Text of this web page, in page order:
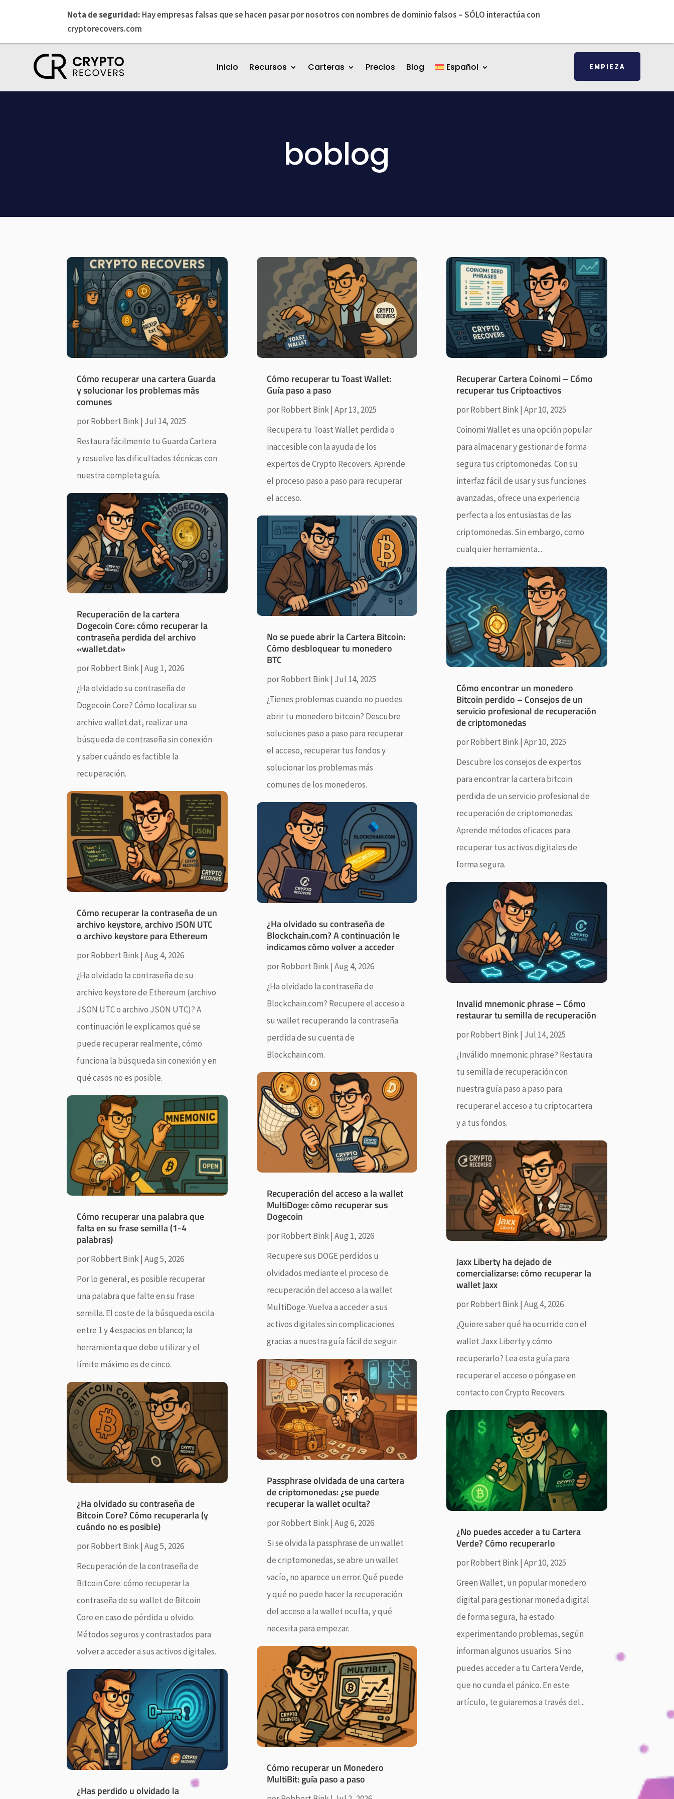
Nota de seguridad: Hay empresas falsas que se hacen pasar por nosotros con nombres de dominio falsos – SÓLO interactúa con
cryptorecovers.com
Inicio Recursos Carteras Precios Blog Español EMPIEZA
boblog
Cómo recuperar una cartera Guarda
y solucionar los problemas más
comunes
porRobbert Bink| Jul 14, 2025
Restaura fácilmente tu Guarda Cartera
y resuelve las dificultades técnicas con
nuestra completa guía.
Recuperación de la cartera
Dogecoin Core: cómo recuperar la
contraseña perdida del archivo
«wallet.dat»
porRobbert Bink|Aug 1, 2026
¿Ha olvidado su contraseña de
Dogecoin Core? Cómo localizar su
archivo wallet.dat, realizar una
búsqueda de contraseña sin conexión
y saber cuándo es factible la
recuperación.
Cómo recuperar la contraseña de un
archivo keystore, archivo JSON UTC
o archivo keystore para Ethereum
porRobbert Bink|Aug 4, 2026
¿Ha olvidado la contraseña de su
archivo keystore de Ethereum (archivo
JSON UTC o archivo JSON UTC)? A
continuación le explicamos qué se
puede recuperar realmente, cómo
funciona la búsqueda sin conexión y en
qué casos no es posible.
Cómo recuperar una palabra que
falta en su frase semilla (1-4
palabras)
porRobbert Bink|Aug 5, 2026
Por lo general, es posible recuperar
una palabra que falte en su frase
semilla. El coste de la búsqueda oscila
entre 1 y 4 espacios en blanco; la
herramienta que debe utilizar y el
límite máximo es de cinco.
¿Ha olvidado su contraseña de
Bitcoin Core? Cómo recuperarla (y
cuándo no es posible)
porRobbert Bink|Aug 5, 2026
Recuperación de la contraseña de
Bitcoin Core: cómo recuperar la
contraseña de su wallet de Bitcoin
Core en caso de pérdida u olvido.
Métodos seguros y contrastados para
volver a acceder a sus activos digitales.
¿Has perdido u olvidado la
Cómo recuperar tu Toast Wallet:
Guía paso a paso
porRobbert Bink| Apr 13, 2025
Recupera tu Toast Wallet perdida o
inaccesible con la ayuda de los
expertos de Crypto Recovers. Aprende
el proceso paso a paso para recuperar
el acceso.
No se puede abrir la Cartera Bitcoin:
Cómo desbloquear tu monedero
BTC
porRobbert Bink| Jul 14, 2025
¿Tienes problemas cuando no puedes
abrir tu monedero bitcoin? Descubre
soluciones paso a paso para recuperar
el acceso, recuperar tus fondos y
solucionar los problemas más
comunes de los monederos.
¿Ha olvidado su contraseña de
Blockchain.com? A continuación le
indicamos cómo volver a acceder
porRobbert Bink| Aug 4, 2026
¿Ha olvidado la contraseña de
Blockchain.com? Recupere el acceso a
su wallet recuperando la contraseña
perdida de su cuenta de
Blockchain.com.
Recuperación del acceso a la wallet
MultiDoge: cómo recuperar sus
Dogecoin
porRobbert Bink| Aug 1, 2026
Recupere sus DOGE perdidos u
olvidados mediante el proceso de
recuperación del acceso a la wallet
MultiDoge. Vuelva a acceder a sus
activos digitales sin complicaciones
gracias a nuestra guía fácil de seguir.
Passphrase olvidada de una cartera
de criptomonedas: ¿se puede
recuperar la wallet oculta?
porRobbert Bink| Aug 6, 2026
Si se olvida la passphrase de un wallet
de criptomonedas, se abre un wallet
vacío, no aparece un error. Qué puede
y qué no puede hacer la recuperación
del acceso a la wallet oculta, y qué
necesita para empezar.
Cómo recuperar un Monedero
MultiBit: guía paso a paso
Recuperar Cartera Coinomi – Cómo
recuperar tus Criptoactivos
porRobbert Bink| Apr 10, 2025
Coinomi Wallet es una opción popular
para almacenar y gestionar de forma
segura tus criptomonedas. Con su
interfaz fácil de usar y sus funciones
avanzadas, ofrece una experiencia
perfecta a los entusiastas de las
criptomonedas. Sin embargo, como
cualquier herramienta...
Cómo encontrar un monedero
Bitcoin perdido – Consejos de un
servicio profesional de recuperación
de criptomonedas
porRobbert Bink| Apr 10, 2025
Descubre los consejos de expertos
para encontrar la cartera bitcoin
perdida de un servicio profesional de
recuperación de criptomonedas.
Aprende métodos eficaces para
recuperar tus activos digitales de
forma segura.
Invalid mnemonic phrase – Cómo
restaurar tu semilla de recuperación
porRobbert Bink| Jul 14, 2025
¿Inválido mnemonic phrase? Restaura
tu semilla de recuperación con
nuestra guía paso a paso para
recuperar el acceso a tu criptocartera
y a tus fondos.
Jaxx Liberty ha dejado de
comercializarse: cómo recuperar la
wallet Jaxx
porRobbert Bink| Aug 4, 2026
¿Quiere saber qué ha ocurrido con el
wallet Jaxx Liberty y cómo
recuperarlo? Lea esta guía para
recuperar el acceso o póngase en
contacto con Crypto Recovers.
¿No puedes acceder a tu Cartera
Verde? Cómo recuperarlo
porRobbert Bink| Apr 10, 2025
Green Wallet, un popular monedero
digital para gestionar moneda digital
de forma segura, ha estado
experimentando problemas, según
informan algunos usuarios. Si no
puedes acceder a tu Cartera Verde,
que no cunda el pánico. En este
artículo, te guiaremos a través del...